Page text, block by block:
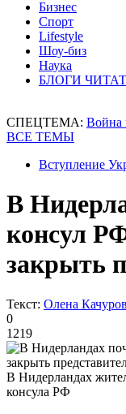
Бизнес
Спорт
Lifestyle
Шоу-биз
Наука
БЛОГИ
СПЕЦТЕМА: Война
ВСЕ ТЕМЫ
Вступление
В
консул
закрыть
Текст: Олена
0
1219
В Нидерландах
консула РФ